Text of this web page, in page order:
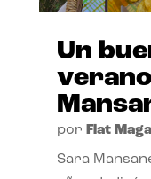
Un
por Flat
Sara